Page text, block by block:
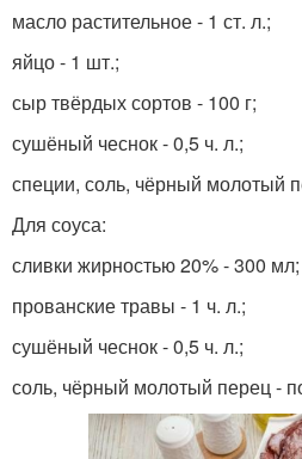
масло растительное - 1 ст. л.;
яйцо - 1 шт.;
сыр твёрдых сортов - 100 г;
сушёный чеснок - 0,5 ч. л.;
специи, соль, чёрный молотый
Для соуса:
сливки жирностью 20% - 300 мл;
прованские травы - 1 ч. л.;
сушёный чеснок - 0,5 ч. л.;
соль, чёрный молотый перец -